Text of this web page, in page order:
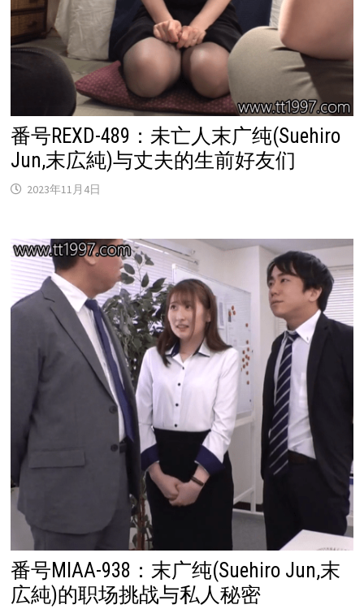
番号REXD-489：未亡人末广纯(Suehiro
Jun,末広純)与丈夫的生前好友们
2023年11月4日
番号MIAA-938：末广纯(Suehiro Jun,末
広純)的职场挑战与私人秘密